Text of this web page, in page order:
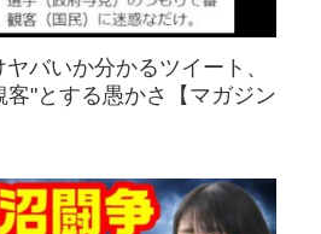
バいか分かるツイート、
客"とする愚かさ【マガジン